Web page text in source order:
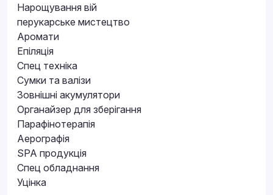
Нарощування вій
перукарське мистецтво
Аромати
Епіляція
Спец техніка
Сумки та валізи
Зовнішні акумулятори
Органайзер для зберігання
Парафінотерапія
Аерографія
SPA продукція
Спец обладнання
Уцінка